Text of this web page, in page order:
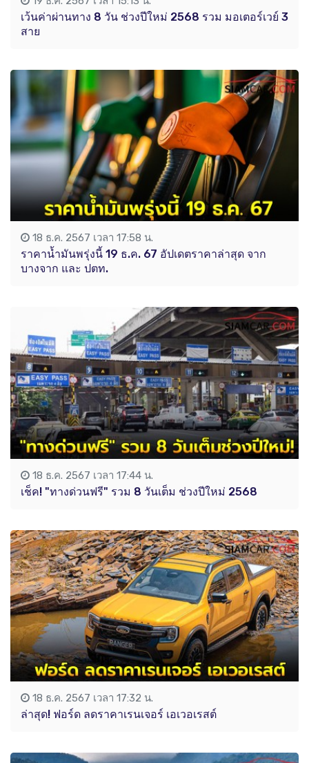
เว้นค่าผ่านทาง 8 วัน ช่วงปีใหม่ 2568 รวม มอเตอร์เวย์ 3
สาย
18 ธ.ค. 2567 เวลา 17:58 น.
ราคาน้ำมันพรุ่งนี้ 19 ธ.ค. 67 อัปเดตราคาล่าสุด จาก
บางจาก และ ปตท.
18 ธ.ค. 2567 เวลา 17:44 น.
เช็ค! "ทางด่วนฟรี" รวม 8 วันเต็ม ช่วงปีใหม่ 2568
18 ธ.ค. 2567 เวลา 17:32 น.
ล่าสุด! ฟอร์ด ลดราคาเรนเจอร์ เอเวอเรสต์